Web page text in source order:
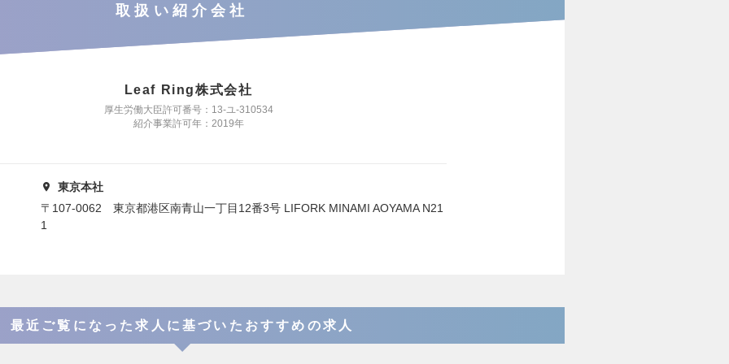
取扱い紹介会社
Leaf Ring株式会社
厚生労働大臣許可番号：13-ユ-310534
紹介事業許可年：2019年
東京本社
〒107-0062 東京都港区南青山一丁目12番3号 LIFORK MINAMI AOYAMA N21
1
最近ご覧になった求人に基づいたおすすめの求人